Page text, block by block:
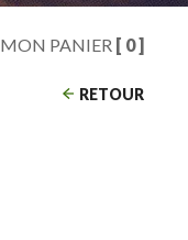
MON PANIER [ 0 ]
RETOUR